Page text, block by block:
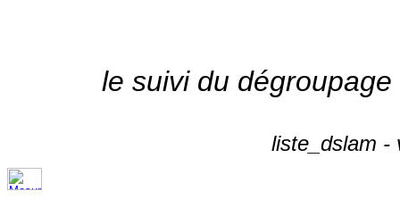
le suivi du
liste_dslam -